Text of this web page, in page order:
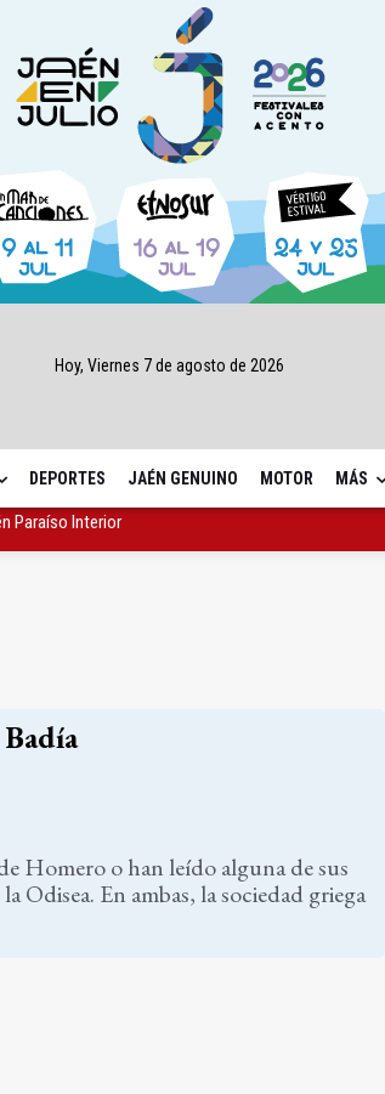
Hoy, Viernes 7 de agosto de 2026
DEPORTES JAÉN GENUINO MOTOR MÁS
jornada de Orgullo
Homero o han leído alguna de sus
Odisea. En ambas, la sociedad griega